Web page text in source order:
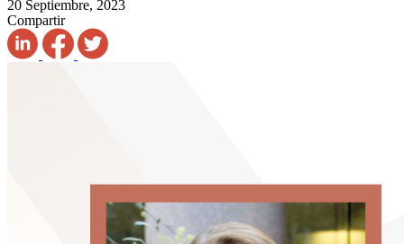
20 Septiembre, 2023
Compartir